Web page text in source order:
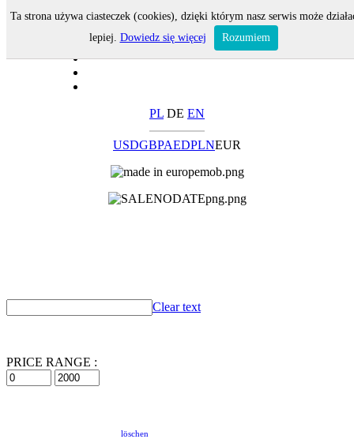
PL DE EN
USDGBPAEDPLNEUR
Clear text
PRICE RANGE :
löschen
Ta strona używa ciasteczek (cookies), dzięki którym nasz serwis może
lepiej. Dowiedz się więcej Rozumiem